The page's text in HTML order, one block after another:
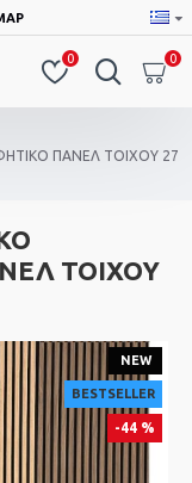
0 0
ΠΑΝΕΛ ΤΟΙΧΟΥ 27
ΤΟΙΧΟΥ
NEW
BESTSELLER
-44 %